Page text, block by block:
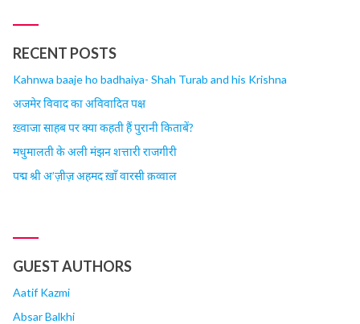
RECENT POSTS
Kahnwa baaje ho badhaiya- Shah Turab and his Krishna
अजमेर विवाद का अविवादित पक्ष
ख़्वाजा साहब पर क्या कहती हैं पुरानी किताबें?
मधुमालती के अली मंझन शत्तारी राजगीरी
पद्म श्री अ’ज़ीज़ अहमद ख़ाँ वारसी क़व्वाल
GUEST AUTHORS
Aatif Kazmi
Absar Balkhi